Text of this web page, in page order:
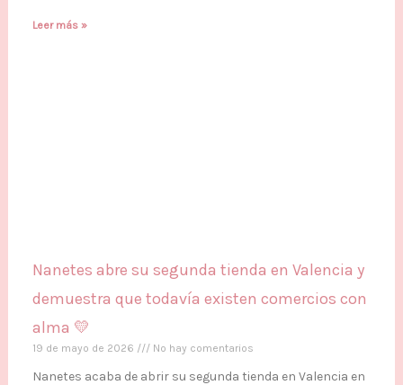
Leer más »
Nanetes abre su segunda tienda en Valencia y
demuestra que todavía existen comercios con
alma 💛
19 de mayo de 2026 No hay comentarios
Nanetes acaba de abrir su segunda tienda en Valencia en